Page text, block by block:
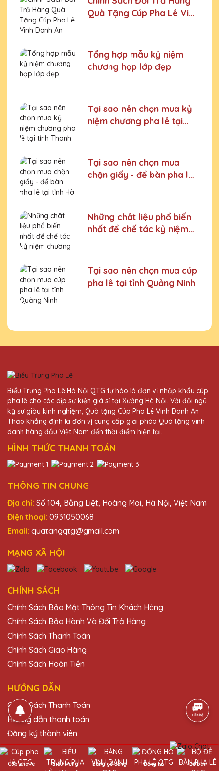
Quà Tặng Cúp Pha Lê Vinh
Tổng hợp mẫu kỷ niệm
chương họp lớp đẹp
Tại sao nên chọn mua kỷ
niệm chương pha lê tại
Tại sao nên chọn mua
chặn giấy - để bàn pha lê
Những chât liệu phổ biến
nhất để chế tác kỷ niệm
Tại sao nên chọn mua cúp
pha lê tại tỉnh Quảng Ninh
Cúp pha lê Biểu trưng Bảng gỗ đồng Đồng hồ Để bàn
Biểu Trưng Pha Lê Hà Nội QTG tự hào là đơn vị nhập khẩu cúp
pha lê cho các dịp sự kiện giá sỉ tại Xưởng Hà Nội. Với đội ngũ
kỹ sư giàu kinh nghiệm, Quà tặng Cúp Pha Lê Vinh Danh An
Thảo khẳng định là đơn vị cung cấp giải pháp Quà tặng vinh
danh hàng đầu Việt Nam đến thời điểm hiện tại.
HÌNH THỨC THANH TOÁN
THÔNG TIN CHUNG
Địa chỉ: Số 104, Bằng Liệt, Hoàng Mai, Hà Nội, Việt Nam
Điện thoại: 0931050068
Email: quatangqtg@gmail.com
MẠNG XÃ HỘI
CHÍNH SÁCH
Chính Sách Bảo Mật Thông Tin Khách Hàng
Chính Sách Bảo Hành Và Đổi Trả Hàng
Chính Sách Thanh Toán
Chính Sách Giao Hàng
Chính Sách Hoàn Tiền
HƯỚNG DẪN
Chính Sách Thanh Toán
Hướng dẫn thanh toán
Đăng ký thành viên
Hỗ trợ khách hàng
Câu hỏi thường gặp